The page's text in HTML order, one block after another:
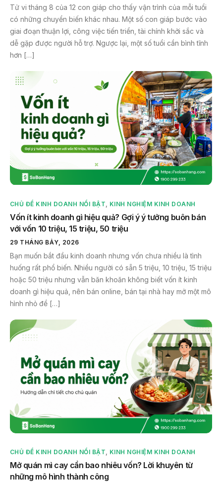
Tử vi tháng 8 của 12 con giáp cho thấy vận trình của mỗi tuổi
có những chuyển biến khác nhau. Một số con giáp bước vào
giai đoạn thuận lợi, công việc tiến triển, tài chính khởi sắc và
dễ gặp được người hỗ trợ. Ngược lại, một số tuổi cần bình tĩnh
hơn […]
CHỦ ĐỀ KINH DOANH NỔI BẬT KINH NGHIỆM KINH DOANH
Vốn ít kinh doanh gì hiệu quả? Gợi ý ý tưởng buôn bán
với vốn 10 triệu, 15 triệu, 50 triệu
29 THÁNG BẢY, 2026
Bạn muốn bắt đầu kinh doanh nhưng vốn chưa nhiều là tình
huống rất phổ biến. Nhiều người có sẵn 5 triệu, 10 triệu, 15 triệu
hoặc 50 triệu nhưng vẫn băn khoăn không biết vốn ít kinh
doanh gì hiệu quả, nên bán online, bán tại nhà hay mở một mô
hình nhỏ để […]
CHỦ ĐỀ KINH DOANH NỔI BẬT KINH NGHIỆM KINH DOANH
Mở quán mì cay cần bao nhiêu vốn? Lời khuyên từ
những mô hình thành công